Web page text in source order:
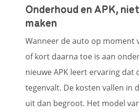
Onderhoud en APK,
maken
Wanneer de auto op moment
of kort daarna toe is aan
nieuwe APK leert ervaring dat
tegenvalt. De kosten vallen in
uit dan begroot. Het model